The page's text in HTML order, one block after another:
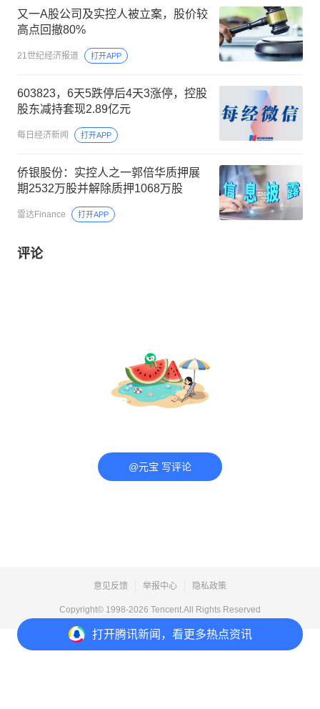
打开腾讯新闻，看更多热点资讯
又一A股公司及实控人被立案，股价较
高点回撤80%
21世纪经济报道 打开APP
603823，6天5跌停后4天3涨停，控股
股东减持套现2.89亿元
每日经济新闻 打开APP
侨银股份：实控人之一郭倍华质押展
期2532万股并解除质押1068万股
雷达Finance 打开APP
评论
@元宝 写评论
意见反馈 举报中心 隐私政策
Copyright© 1998-2026 Tencent.All Rights Reserved